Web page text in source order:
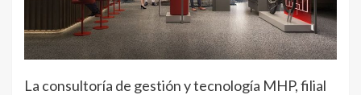
La consultoría de gestión y tecnología MHP, filial